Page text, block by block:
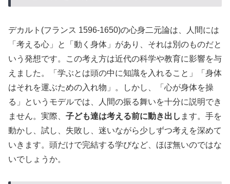
デカルト(フランス 1596-1650)の心身二元論は、人間には
「考える心」と「動く身体」があり、それは別のものだと
いう発想です。この考え方は近代の科学や教育に影響を与
えました。「学ぶとは頭の中に知識を入れること」「身体
はそれを運ぶための入れ物」。しかし、「心が身体を操
る」というモデルでは、人間の振る舞いを十分に説明でき
ません。実際、 子ども達は考える前に動き出し ます。手を
動かし、試し、失敗し、迷いながら少しずつ考えを深めて
いきます。頭だけで完結する学びなど、ほぼ無いのではな
いでしょうか。